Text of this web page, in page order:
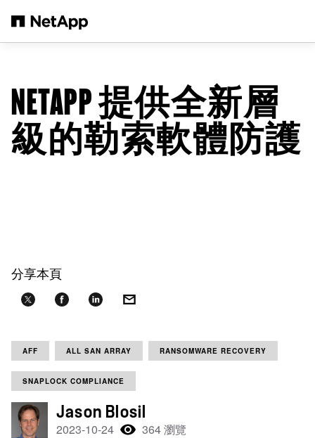
NETAPP 提供全新層
級的勒索軟體防護
分享本頁
AFF ALL SAN ARRAY RANSOMWARE RECOVERY
SNAPLOCK COMPLIANCE
Jason Blosil
2023-10-24 364 瀏覽